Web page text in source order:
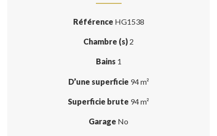
Référence HG1538
Chambre (s) 2
Bains 1
D’une superficie 94 m²
Superficie brute 94 m²
Garage No